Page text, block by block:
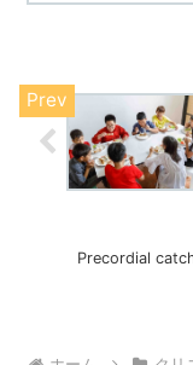
Precordial